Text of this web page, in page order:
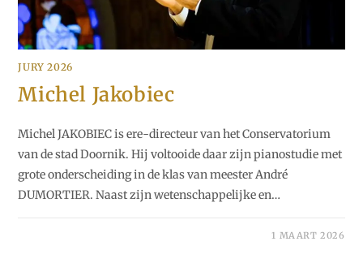
JURY 2026
Michel Jakobiec
Michel JAKOBIEC is ere-directeur van het Conservatorium
van de stad Doornik. Hij voltooide daar zijn pianostudie met
grote onderscheiding in de klas van meester André
DUMORTIER. Naast zijn wetenschappelijke en…
1 MAART 2026